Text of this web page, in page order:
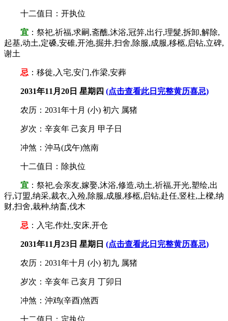
十二值日：开执位
宜 ：祭祀,祈福,求嗣,斋醮,沐浴,冠笄,出行,理髮,拆卸,解除,
起基,动土,定磉,安碓,开池,掘井,扫舍,除服,成服,移柩,启钻,立碑,
谢土
忌 ：移徙,入宅,安门,作梁,安葬
2031年11月20日 星期四 (点击查看此日完整黄历喜忌)
农历：2031年十月 (小) 初六 属猪
岁次：辛亥年 己亥月 甲子日
冲煞：沖马(戊午)煞南
十二值日：除执位
宜 ：祭祀,会亲友,嫁娶,沐浴,修造,动土,祈福,开光,塑绘,出
行,订盟,纳采,裁衣,入殓,除服,成服,移柩,启钻,赴任,竖柱,上樑,纳
财,扫舍,栽种,纳畜,伐木
忌 ：入宅,作灶,安床,开仓
2031年11月23日 星期日 (点击查看此日完整黄历喜忌)
农历：2031年十月 (小) 初九 属猪
岁次：辛亥年 己亥月 丁卯日
冲煞：沖鸡(辛酉)煞西